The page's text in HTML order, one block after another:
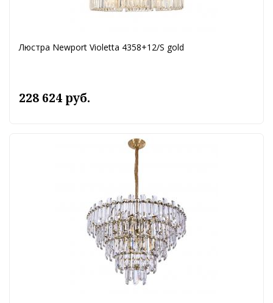
Люстра Newport Violetta 4358+12/S gold
228 624 руб.